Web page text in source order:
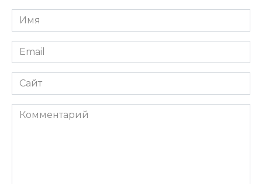
Имя
Email
Сайт
Комментарий